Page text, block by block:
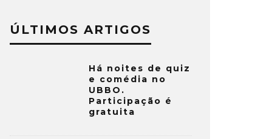
ÚLTIMOS ARTIGOS
Há noites de quiz
e comédia no
UBBO.
Participação é
gratuita